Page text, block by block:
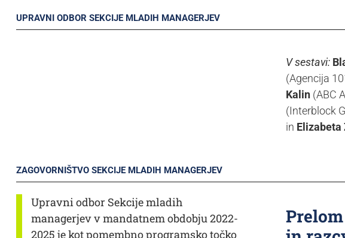
UPRAVNI ODBOR SEKCIJE MLADIH MANAGERJEV
V sestavi:
(Agencija
Kalin (ABC
(Interblock
in Elizabeta
ZAGOVORNIŠTVO SEKCIJE MLADIH MANAGERJEV
Upravni odbor Sekcije mladih
managerjev v mandatnem obdobju 2022-
2025 je kot pomembno programsko točko